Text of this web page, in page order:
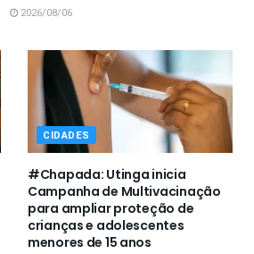
2026/08/06
CIDADES
#Chapada: Utinga inicia
Campanha de Multivacinação
para ampliar proteção de
crianças e adolescentes
menores de 15 anos